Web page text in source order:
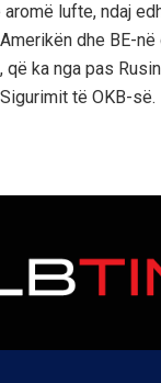
lufte, ndaj
dhe BE-
që ka nga pas
të OKB-së.